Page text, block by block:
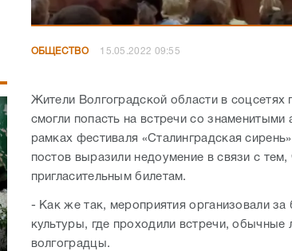
ОБЩЕСТВО 15.05.2022 09:55
Жители Волгоградской области в
смогли попасть на встречи со
рамках фестиваля «Сталинградская
постов выразили недоумение в связи с
пригласительным билетам.
- Как же так, мероприятия организовали
культуры, где проходили встречи,
волгоградцы.